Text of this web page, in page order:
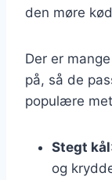
den møre
Der er
på, så de
populære
Stegt kål
og